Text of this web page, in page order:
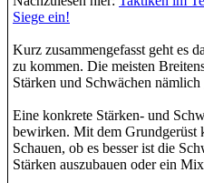
Siege ein!
Kurz zusammengefasst geht es
zu kommen. Die meisten
Stärken und Schwächen nämlich
Eine konkrete Stärken- und
bewirken. Mit dem Grundgerüst
Schauen, ob es besser ist die
Stärken auszubauen oder ein